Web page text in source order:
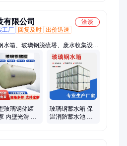
有限公司
洽谈
工厂 回复及时 出价迅速
水箱、玻璃钢脱硫塔、废水收集设
钢管道、电缆沟盖板、拉挤型材、玻
玻璃钢储罐
内壁光滑 化
玻璃钢蓄水箱 保
温消防蓄水池 结